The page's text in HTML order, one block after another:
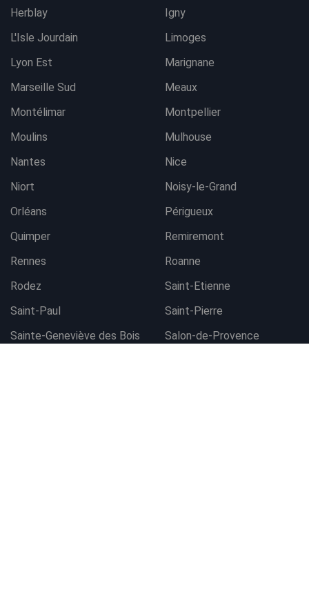
Herblay
Igny
L'Isle Jourdain
Limoges
Lyon Est
Marignane
Marseille Sud
Meaux
Montélimar
Montpellier
Moulins
Mulhouse
Nantes
Nice
Niort
Noisy-le-Grand
Orléans
Périgueux
Quimper
Remiremont
Rennes
Roanne
Rodez
Saint-Etienne
Saint-Paul
Saint-Pierre
Sainte-Geneviève des Bois
Salon-de-Provence